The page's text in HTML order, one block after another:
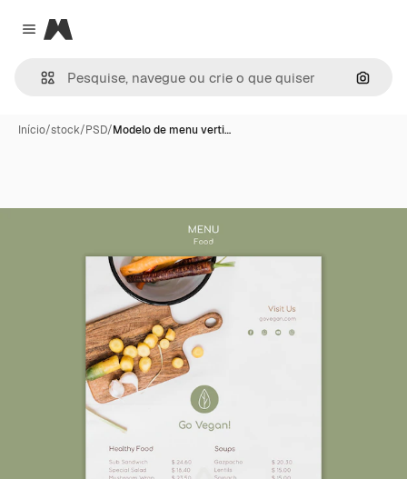
Close menu
Magnific
Início/stock/PSD/Modelo de menu verti…